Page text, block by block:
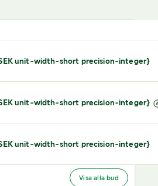
unit-width-short precision-integer}
unit-width-short precision-integer}
unit-width-short precision-integer}
Visa alla bud